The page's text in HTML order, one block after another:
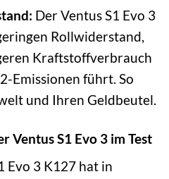
Der Ventus S1 Evo 3
Rollwiderstand,
Kraftstoffverbrauch
Emissionen führt. So
und Ihren Geldbeutel.
Ventus S1 Evo 3 im Test
Evo 3 K127 hat in